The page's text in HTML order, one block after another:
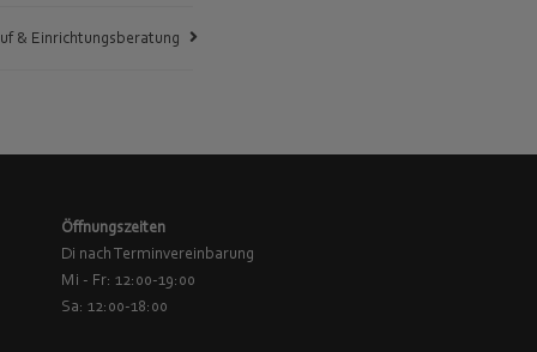
& Einrichtungsberatung
Öffnungszeiten
Di nach Terminvereinbarung
Mi - Fr: 12:00-19:00
Sa: 12:00-18:00